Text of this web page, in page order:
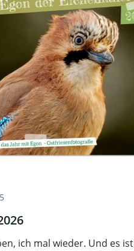
ich mal wieder. Und es ist